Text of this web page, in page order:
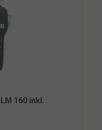
160 inkl.